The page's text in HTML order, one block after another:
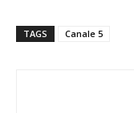
TAGS Canale 5